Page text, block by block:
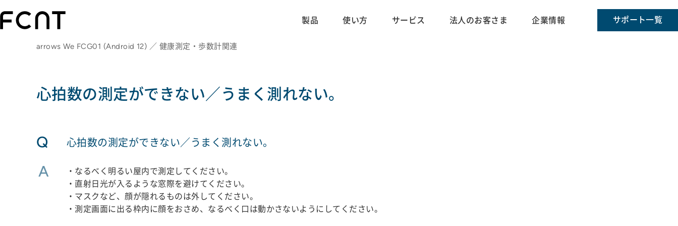
製品 使い方 サービス 法人のお客さま 企業情報 サポート一覧
arrows We FCG01 (Android 12) ／ 健康測定・歩数計関連
心拍数の測定ができない／うまく測れない。
Q 心拍数の測定ができない／うまく測れない。
A
・なるべく明るい屋内で測定してください。
・直射日光が入るような窓際を避けてください。
・マスクなど、顔が隠れるものは外してください。
・測定画面に出る枠内に顔をおさめ、なるべく口は動かさないようにしてください。